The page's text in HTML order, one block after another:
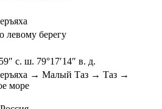
левому берегу
с. ш. 79°17′14″ в. д.
→ Малый Таз → Таз →
море